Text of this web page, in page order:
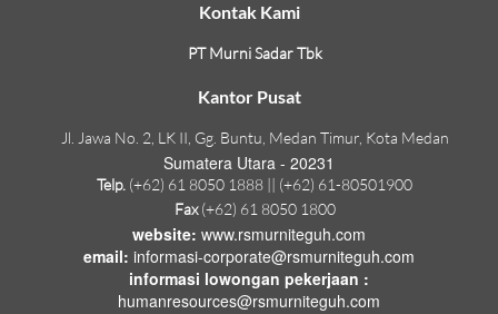
Kontak Kami
PT Murni Sadar Tbk
Kantor Pusat
Jl. Jawa No. 2, LK II, Gg. Buntu, Medan Timur, Kota Medan
Sumatera Utara - 20231
Telp. (+62) 61 8050 1888 || (+62) 61-80501900
Fax(+62) 61 8050 1800
website: www.rsmurniteguh.com
email: informasi-corporate@rsmurniteguh.com
informasi lowongan pekerjaan :
humanresources@rsmurniteguh.com